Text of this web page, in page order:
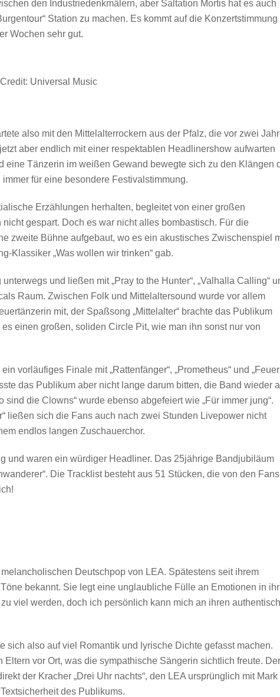
den Industriedenkmälern, aber Saltation Mortis hat es auch
Station zu machen. Es kommt auf die Konzertstimmung
Wochen sehr gut.
Credit: Universal Music
also mit den Mittelalterrockern aus der Pfalz, die vor zwei
aber endlich mit einer respektablen Headlinershow aufwarten
eine Tänzerin im weißen Gewand bewegte sich zu den Klängen
für eine besondere Festivalstimmung.
Erzählungen herhalten, begleitet von einer großen
gespart. Doch es war nicht alles bombastisch. Für die
zweite Bühne aufgebaut, wo es ein akustisches Zwischenspiel
Klassiker „Was wollen wir trinken“ gab.
und ließen mit „Pray to the Hunter“, „Valhalla Calling“
Raum. Zwischen Folk und Mittelaltersound wurde vor allem
mit, der Spaßsong „Mittelalter“ brachte das Publikum
einen großen, soliden Circle Pit, wie man ihn sonst nur von
vorläufiges Finale mit „Rattenfänger“, „Prometheus“ und
das Publikum aber nicht lange darum bitten, die Band wieder
die Clowns“ wurde ebenso abgefeiert wie „Für immer jung“.
ließen sich die Fans auch nach zwei Stunden Livepower nicht
endlos langen Zuschauerchor.
und waren ein würdiger Headliner. Das 25jährige Bandjubiläum
Die Tracklist besteht aus 51 Stücken, die von den Fans
Deutschpop von LEA. Spätestens seit ihrem
bekannt. Sie legt eine unglaubliche Fülle an Emotionen in
viel werden, doch ich persönlich kann mich an ihren
sich also auf viel Romantik und lyrische Dichte gefasst machen.
vor Ort, was die sympathische Sängerin sichtlich freute. Der
der Kracher „Drei Uhr nachts“, den LEA ursprünglich mit Mark
des Publikums.